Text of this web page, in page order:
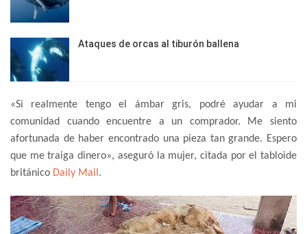
Ataques de orcas al tiburón ballena
«Si realmente tengo el ámbar gris, podré ayudar a mi
comunidad cuando encuentre a un comprador. Me siento
afortunada de haber encontrado una pieza tan grande. Espero
que me traiga dinero», aseguró la mujer, citada por el tabloide
británico Daily Mail .